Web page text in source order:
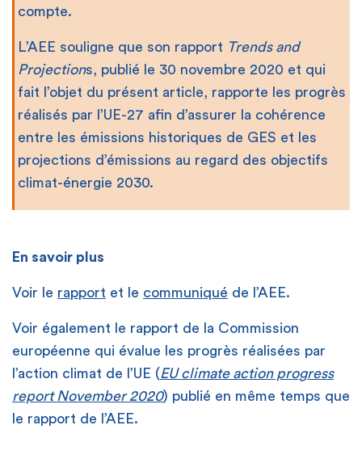
compte.
L’AEE souligne que son rapport Trends and
Projections, publié le 30 novembre 2020 et qui
fait l’objet du présent article, rapporte les progrès
réalisés par l’UE-27 afin d’assurer la cohérence
entre les émissions historiques de GES et les
projections d’émissions au regard des objectifs
climat-énergie 2030.
En savoir plus
Voir le rapport et le communiqué de l’AEE.
Voir également le rapport de la Commission
européenne qui évalue les progrès réalisées par
l’action climat de l’UE (EU climate action progress
report November 2020) publié en même temps que
le rapport de l’AEE.